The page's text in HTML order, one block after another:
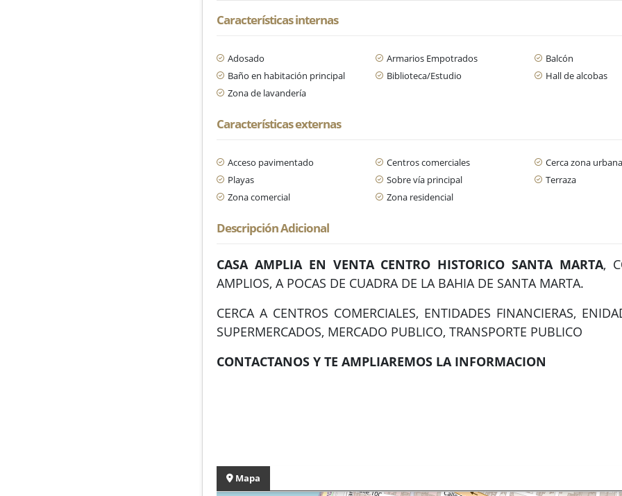
Características internas
Adosado Armarios Empotrados Balcón
Baño en habitación principal
Biblioteca/Estudio Hall de alcobas
Zona de lavandería
Características externas
Acceso pavimentado Centros comerciales Cerca zona urbana
Playas
Sobre vía principal Terraza
Zona comercial
Zona residencial
Descripción Adicional
CASA AMPLIA EN VENTA CENTRO HISTORICO SANTA MARTA,
AMPLIOS, A POCAS DE CUADRA DE LA BAHIA DE SANTA MARTA.
CERCA A CENTROS COMERCIALES, ENTIDADES FINANCIERAS,
SUPERMERCADOS, MERCADO PUBLICO, TRANSPORTE PUBLICO
CONTACTANOS Y TE AMPLIAREMOS LA INFORMACION
Mapa